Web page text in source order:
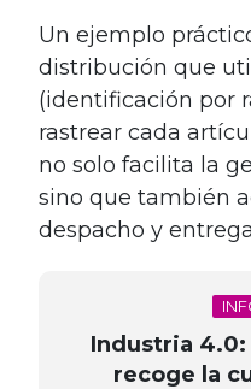
Un ejemplo
distribución que
(identificación por
rastrear cada
no solo facilita la
sino que también
despacho y
Industria 4.0:
recoge la